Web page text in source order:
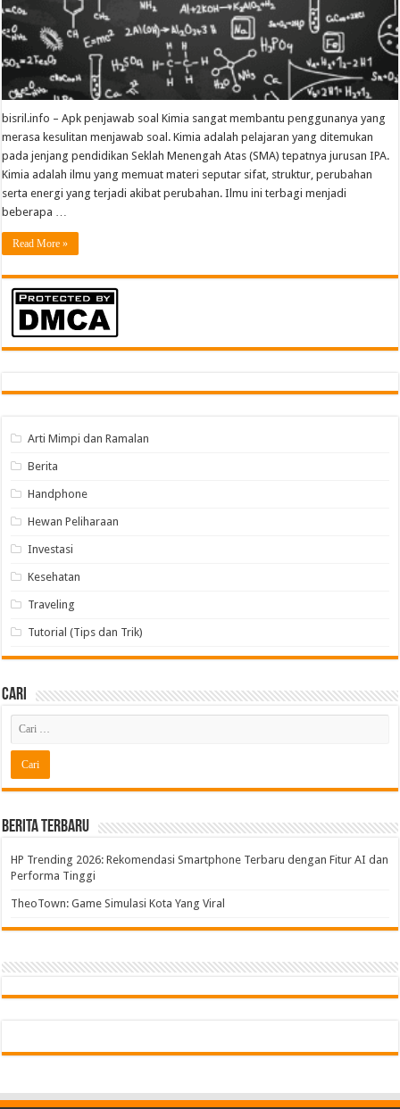
bisril.info – Apk penjawab soal Kimia sangat membantu penggunanya yang
merasa kesulitan menjawab soal. Kimia adalah pelajaran yang ditemukan
pada jenjang pendidikan Seklah Menengah Atas (SMA) tepatnya jurusan IPA.
Kimia adalah ilmu yang memuat materi seputar sifat, struktur, perubahan
serta energi yang terjadi akibat perubahan. Ilmu ini terbagi menjadi
beberapa …
Read More »
Arti Mimpi dan Ramalan
Berita
Handphone
Hewan Peliharaan
Investasi
Kesehatan
Traveling
Tutorial (Tips dan Trik)
Cari
Berita Terbaru
HP Trending 2026: Rekomendasi Smartphone Terbaru dengan Fitur AI dan
Performa Tinggi
TheoTown: Game Simulasi Kota Yang Viral